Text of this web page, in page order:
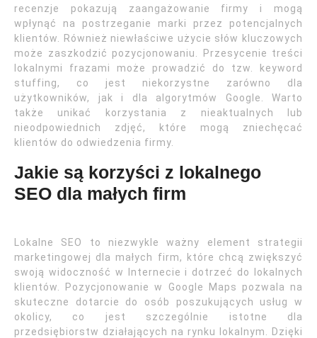
recenzje pokazują zaangażowanie firmy i mogą
wpłynąć na postrzeganie marki przez potencjalnych
klientów. Również niewłaściwe użycie słów kluczowych
może zaszkodzić pozycjonowaniu. Przesycenie treści
lokalnymi frazami może prowadzić do tzw. keyword
stuffing, co jest niekorzystne zarówno dla
użytkowników, jak i dla algorytmów Google. Warto
także unikać korzystania z nieaktualnych lub
nieodpowiednich zdjęć, które mogą zniechęcać
klientów do odwiedzenia firmy.
Jakie są korzyści z lokalnego
SEO dla małych firm
Lokalne SEO to niezwykle ważny element strategii
marketingowej dla małych firm, które chcą zwiększyć
swoją widoczność w Internecie i dotrzeć do lokalnych
klientów. Pozycjonowanie w Google Maps pozwala na
skuteczne dotarcie do osób poszukujących usług w
okolicy, co jest szczególnie istotne dla
przedsiębiorstw działających na rynku lokalnym. Dzięki